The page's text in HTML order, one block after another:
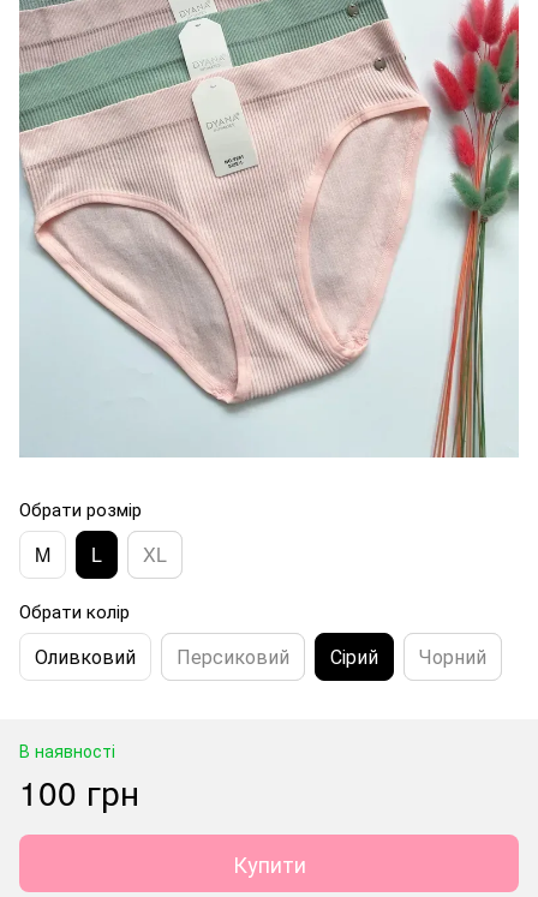
Обрати розмір
M L XL
Обрати колір
Оливковий Персиковий Сірий Чорний
В наявності
100 грн
Купити